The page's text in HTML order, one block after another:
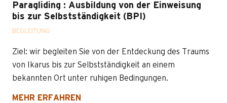
Paragliding : Ausbildung von der Einweisung
bis zur Selbstständigkeit (BPI)
BEGLEITUNG
Ziel: wir begleiten Sie von der Entdeckung des Traums
von Ikarus bis zur Selbstständigkeit an einem
bekannten Ort unter ruhigen Bedingungen.
MEHR ERFAHREN